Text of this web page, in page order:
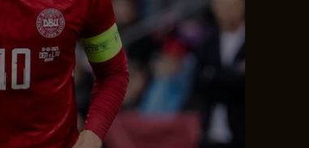
Clasament